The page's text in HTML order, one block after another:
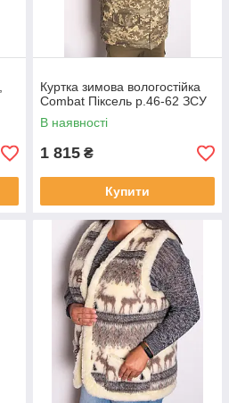
Куртка зимова вологостійка
Combat Піксель р.46-62 ЗСУ
В наявності
1 815 ₴
Купити